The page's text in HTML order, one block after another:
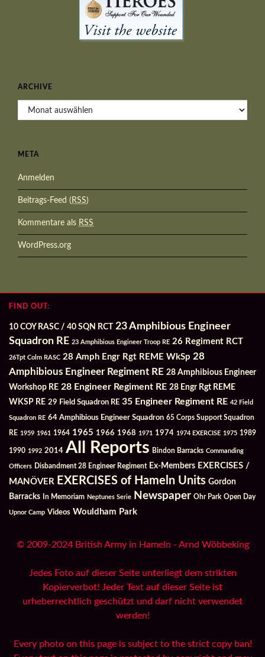
ARCHIVE
Archive
META
Anmelden
Beitrags-Feed ( RSS)
Kommentare als RSS
WordPress.org
FIND OUT:
10 COY RASC / 40 SQN RCT
23 Amphibious Engineer
Squadron RE 23 Amphibious Engineer Troop RE 26 Regiment RCT
26Tpt Colm RASC 28 Amph Engr Rgt REME WkSp 28
Amphibious Engineer Regiment RE 28 Amphibious Engineer
Workshop RE 28 Engineer Regiment RE 28 Engr Rgt REME
WKSP RE 29 Field Squadron RE 35 Engineer Regiment RE 42 Field
Squadron RE 64 Amphibious Engineer Squadron 65 Corps Support Squadron
RE 1959 1961 1964 1965 1966 1968 1971 1974 1974 EXERCISE 1975 1989
1990 1992 2014 All Reports Bindon Barracks Commanding
Officers Disbandment 28 Engineer Regiment Ex-Members EXERCISES /
MANÖVER EXERCISES of Hameln Units Gordon
Barracks
In Memoriam Neptunes Serie Newspaper Ohr Park Open Day
Upnor Camp Videos Wouldham Park
© 2009-2024 British Army in Hameln - Arnd Wöbbeking
Jedes Foto auf dieser Seite unterliegt dem strikten
Kopierverbot! Jeder Text auf dieser Seite ist
urheberrechtlich geschützt und darf nicht verwendet
werden!
Every photo on this page is subject to the strict copy ban!